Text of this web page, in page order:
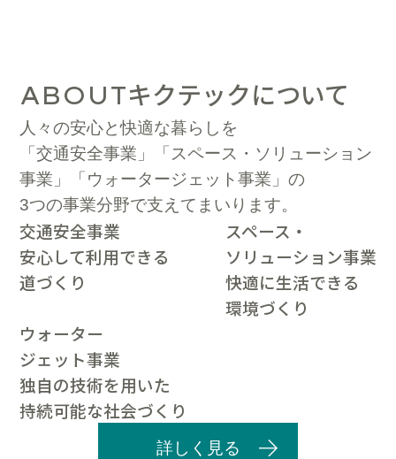
ABOUTキクテックについて
人々の安心と快適な暮らしを
「交通安全事業」「スペース・ソリューション
事業」「ウォータージェット事業」の
3つの事業分野で支えてまいります。
交通安全事業
安心して利用できる
道づくり
スペース・
ソリューション事業
快適に生活できる
環境づくり
ウォーター
ジェット事業
独自の技術を用いた
持続可能な社会づくり
詳しく見る